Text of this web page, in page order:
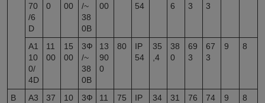
70
/6
D
0
00
/~
38
0В
00
54
6
3
3
A1
10
0/
4D
11
00
15
00
3Ф
/~
38
0В
13
90
0
80
IP
54
35
,4
38
0
69
3
67
3
9 8
В
A3
37
10
3Ф
11
75
IP
34
31
76
74
9 8